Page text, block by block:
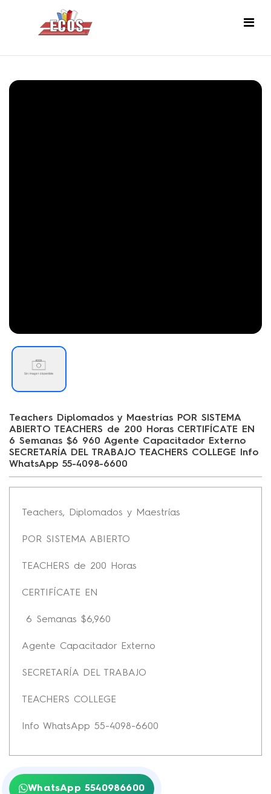
Teachers Diplomados y Maestrías POR SISTEMA
ABIERTO TEACHERS de 200 Horas CERTIFÍCATE EN
6 Semanas $6 960 Agente Capacitador Externo
SECRETARÍA DEL TRABAJO TEACHERS COLLEGE Info
WhatsApp 55-4098-6600
Teachers, Diplomados y Maestrías
POR SISTEMA ABIERTO
TEACHERS de 200 Horas
CERTIFÍCATE EN
6 Semanas $6,960
Agente Capacitador Externo
SECRETARÍA DEL TRABAJO
TEACHERS COLLEGE
Info WhatsApp 55-4098-6600
WhatsApp 5540986600